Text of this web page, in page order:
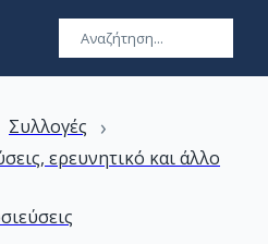
Συλλογές ›
ερευνητικό και άλλο